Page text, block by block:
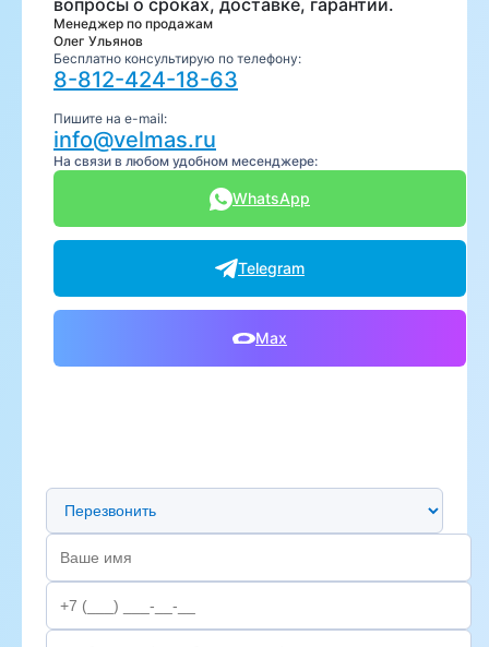
вопросы о сроках, доставке, гарантии.
Менеджер по продажам
Олег Ульянов
Бесплатно консультирую по телефону:
8-812-424-18-63
Пишите на e-mail:
info@velmas.ru
На связи в любом удобном месенджере:
WhatsApp
Telegram
Max
Предпочтительный способ связи